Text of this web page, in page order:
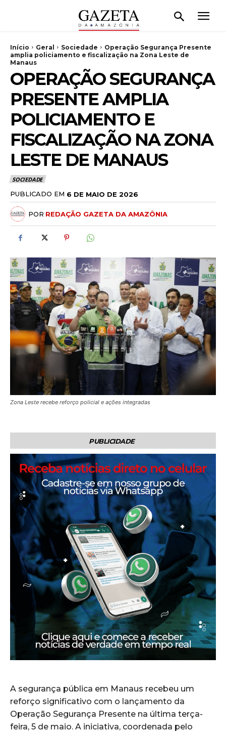
Início Geral Sociedade
Operação Segurança Presente
amplia policiamento e fiscalização na Zona Leste de
Manaus
OPERAÇÃO SEGURANÇA
PRESENTE AMPLIA
POLICIAMENTO E
FISCALIZAÇÃO NA ZONA
LESTE DE MANAUS
SOCIEDADE
PUBLICADO EM 6 DE MAIO DE 2026
POR REDAÇÃO GAZETA DA AMAZÔNIA
Zona Leste recebe reforço policial e ações integradas
PUBLICIDADE
A segurança pública em Manaus recebeu um
reforço significativo com o lançamento da
Operação Segurança Presente na última terça-
feira, 5 de maio. A iniciativa, coordenada pelo